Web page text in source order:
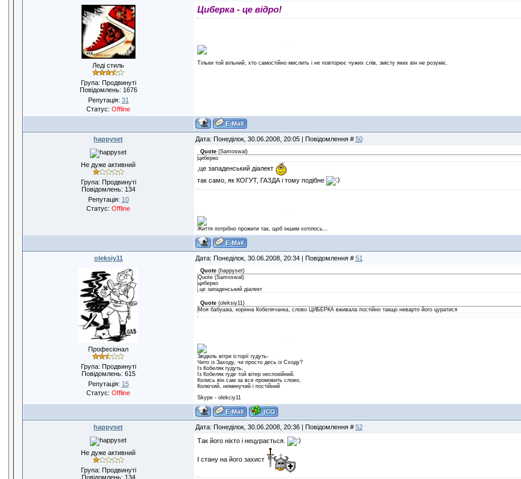
Леді стиль
Група: Продвинуті
Повідомлень: 1676
Репутація: 31
Статус: Offline
Циберка - це відро!
Тільки той вільний, хто самостійно мислить і не повторює чужих слів, змісту яких він не розуміє.
happyset Дата: Понеділок, 30.06.2008, 20:05 | Повідомлення # 50
Не дуже активний
Група: Продвинуті
Повідомлень: 134
Репутація: 10
Статус: Offline
Quote(Samoswal )
циберко
,це западенський діалект
так само, як КОГУТ, ГАЗДА і тому подібне
Життя потрібно прожити так, щоб іншим хотілось...
oleksiy11 Дата: Понеділок, 30.06.2008, 20:34 | Повідомлення # 51
Професіонал
Група: Продвинуті
Повідомлень: 615
Репутація: 15
Статус: Offline
Quote(happyset)
Quote (Samoswal)
циберко
,це западенський діалект
Quote(oleksiy11)
Моя бабушка, корінна Кобелячанка, слово ЦИБЕРКА вживала постійно такщо неварто його цуратися
Звiдкiль вiтри iсторiї гудуть-
Чито iз Заходу, чи просто десь iз Сходу?
Iз Кобеляк гудуть,
Iз Кобеляк гуде той вiтер неспокiйний.
Колись вiн сам за все промовить слово,
Колючий, неминучий i постiйний
Skype - olekciy11
happyset Дата: Понеділок, 30.06.2008, 20:36 | Повідомлення # 52
Не дуже активний
Група: Продвинуті
Повідомлень: 134
Так його ніхто і нецурається.
І стану на його захист